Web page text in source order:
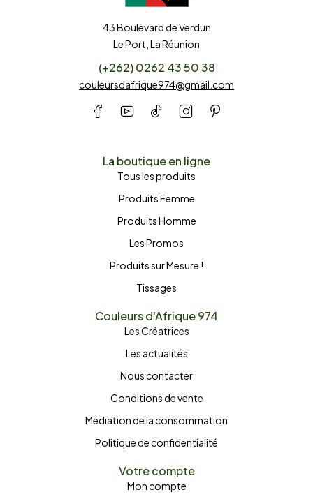
43 Boulevard de Verdun
Le Port, La Réunion
(+262) 0262 43 50 38
couleursdafrique974@gmail.com
La boutique en ligne
Tous les produits
Produits Femme
Produits Homme
Les Promos
Produits sur Mesure !
Tissages
Couleurs d'Afrique 974
Les Créatrices
Les actualités
Nous contacter
Conditions de vente
Médiation de la consommation
Politique de confidentialité
Votre compte
Mon compte